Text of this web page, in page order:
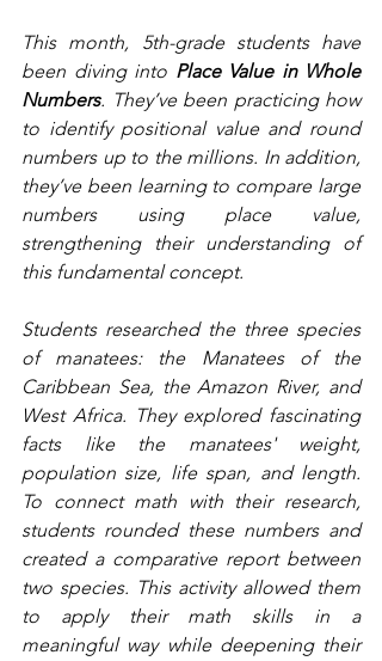
This month, 5th-grade students have
been diving into Place Value in Whole
Numbers. They’ve been practicing how
to identify positional value and round
numbers up to the millions. In addition,
they’ve been learning to compare large
numbers using place value,
strengthening their understanding of
this fundamental concept.
Students researched the three species
of manatees: the Manatees of the
Caribbean Sea, the Amazon River, and
West Africa. They explored fascinating
facts like the manatees' weight,
population size, life span, and length.
To connect math with their research,
students rounded these numbers and
created a comparative report between
two species. This activity allowed them
to apply their math skills in a
meaningful way while deepening their